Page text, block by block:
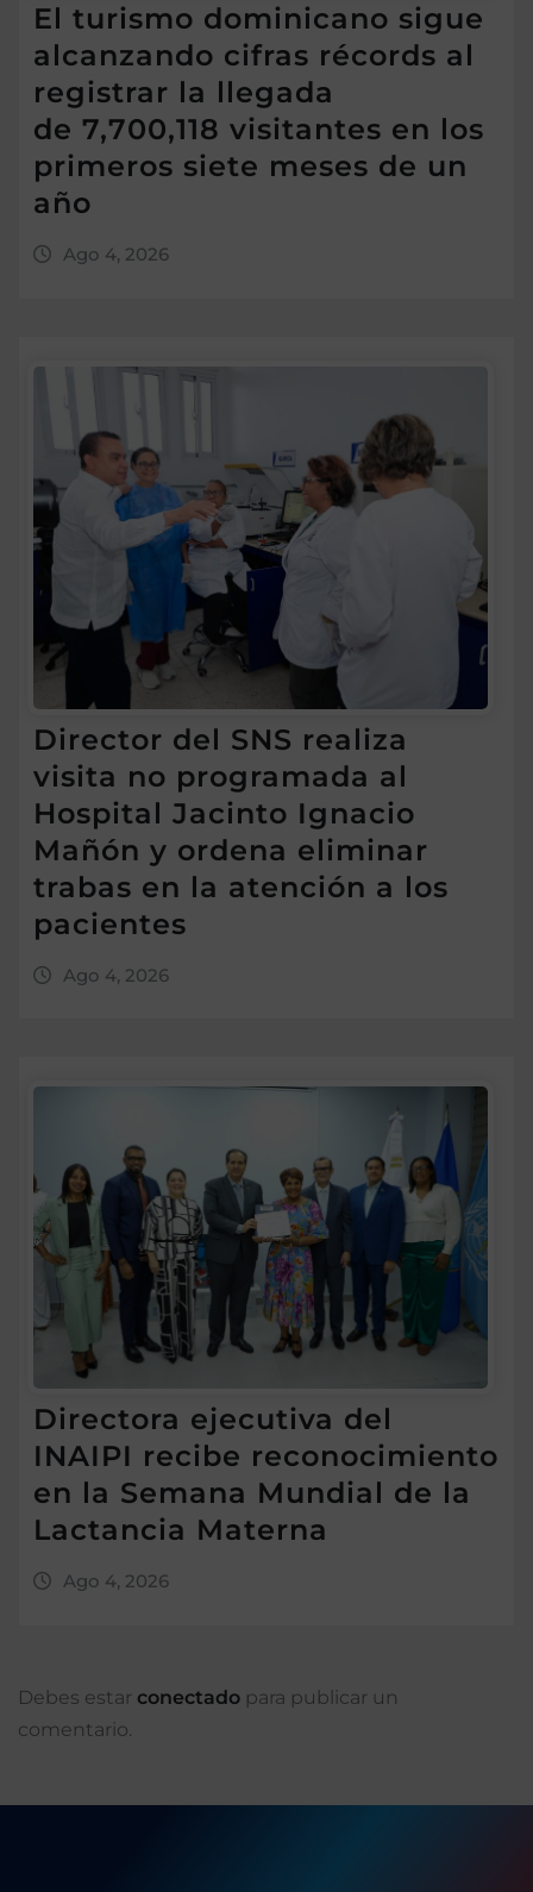
El turismo dominicano sigue
alcanzando cifras récords al
registrar la llegada
de 7,700,118 visitantes en los
primeros siete meses de un
año
Ago 4, 2026
Director del SNS realiza
visita no programada al
Hospital Jacinto Ignacio
Mañón y ordena eliminar
trabas en la atención a los
pacientes
Ago 4, 2026
Directora ejecutiva del
INAIPI recibe reconocimiento
en la Semana Mundial de la
Lactancia Materna
Ago 4, 2026
Debes estar conectado para publicar un
comentario.